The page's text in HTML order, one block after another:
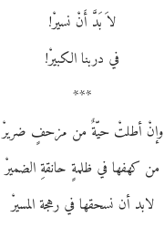
لاَ بَدَّ أَنْ نسيرْ!
في دربنا الكبيرْ!
***
وإنْ أطلتْ حيّةٌ من مزحفٍ ضريرْ
من كهفها في ظلمةٍ حانقةِ الضميرْ
لابد أن نسحقها في رهجة المسيرْ